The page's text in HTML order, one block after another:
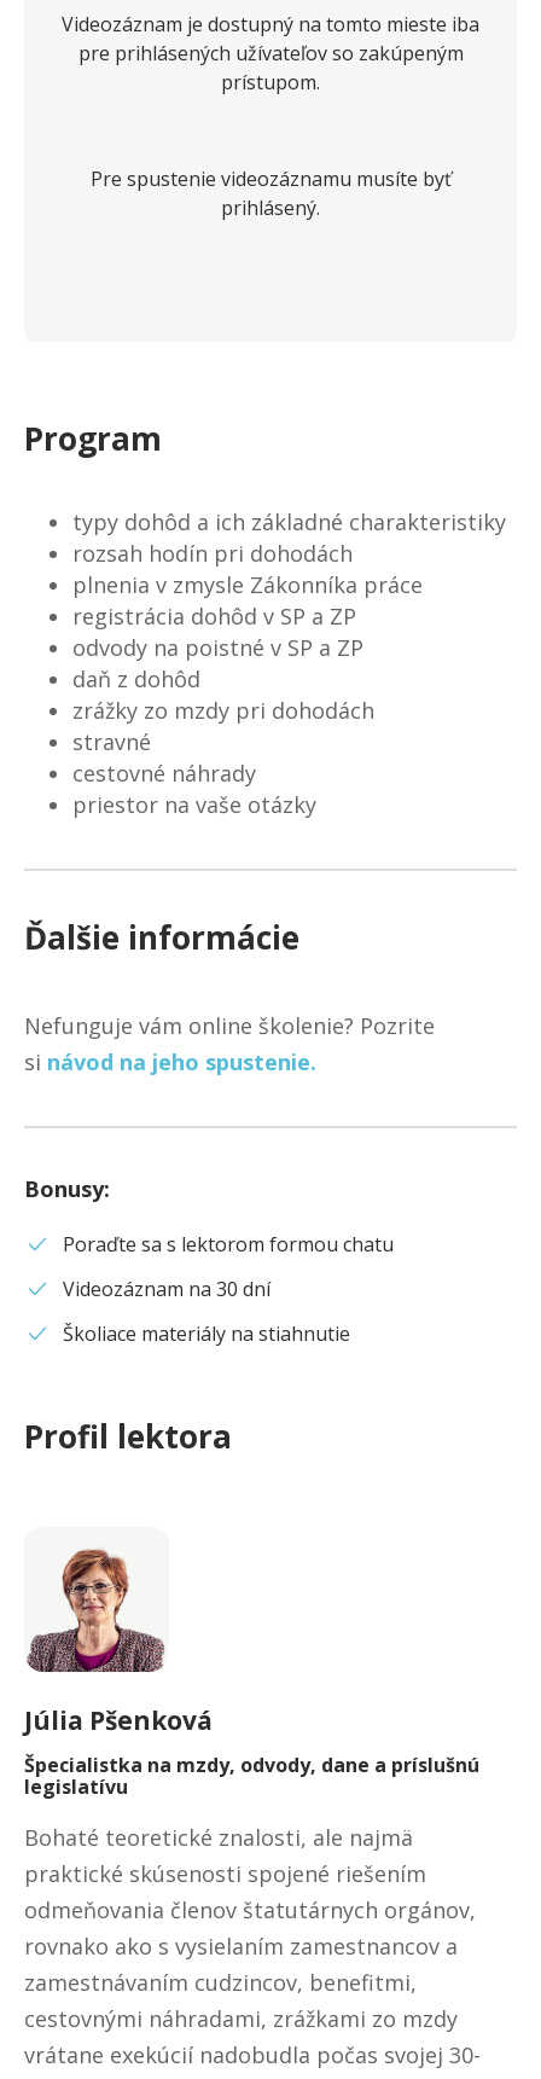
Videozáznam je dostupný na tomto mieste iba
pre prihlásených užívateľov so zakúpeným
prístupom.
Pre spustenie videozáznamu musíte byť
prihlásený.
Program
typy dohôd a ich základné charakteristiky
rozsah hodín pri dohodách
plnenia v zmysle Zákonníka práce
registrácia dohôd v SP a ZP
odvody na poistné v SP a ZP
daň z dohôd
zrážky zo mzdy pri dohodách
stravné
cestovné náhrady
priestor na vaše otázky
Ďalšie informácie
Nefunguje vám online školenie? Pozrite
si návod na jeho spustenie.
Bonusy:
Poraďte sa s lektorom formou chatu
Videozáznam na 30 dní
Školiace materiály na stiahnutie
Profil lektora
Júlia Pšenková
Špecialistka na mzdy, odvody, dane a príslušnú
legislatívu
Bohaté teoretické znalosti, ale najmä
praktické skúsenosti spojené riešením
odmeňovania členov štatutárnych orgánov,
rovnako ako s vysielaním zamestnancov a
zamestnávaním cudzincov, benefitmi,
cestovnými náhradami, zrážkami zo mzdy
vrátane exekúcií nadobudla počas svojej 30-